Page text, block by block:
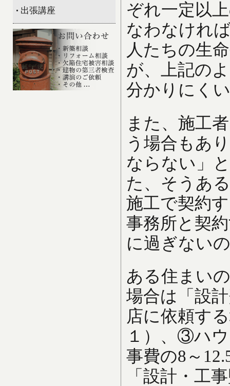
出張講座
ぞれ一定以
なわなけれ
人たちの生
が、上記の
分かりにく
また、施工
う場合もあ
ならない」
た、そうあ
施工で契約
事務所と契
に過ぎない
ある住まい
場合は「設
店に依頼す
１）、③ハ
事費の8～
「設計・工